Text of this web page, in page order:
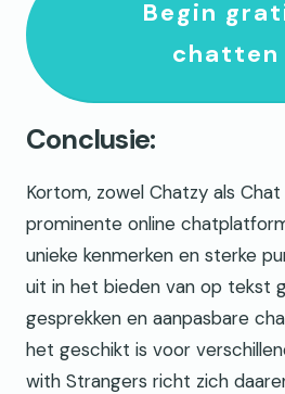
Begin
Conclusie:
Kortom, zowel Chatzy als
prominente online
unieke kenmerken en sterke
uit in het bieden van op tekst
gesprekken en aanpasbare
het geschikt is voor
with Strangers richt zich